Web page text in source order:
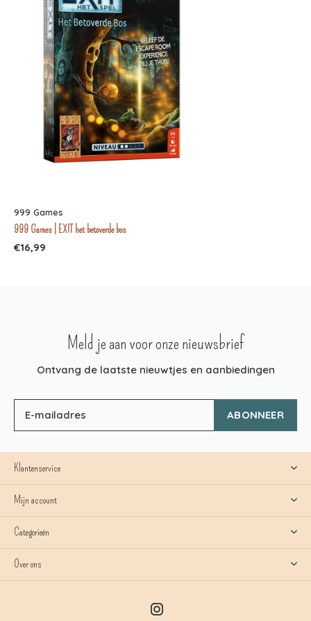
999 Games
999 Games | EXIT het betoverde bos
€16,99
Meld je aan voor onze nieuwsbrief
Ontvang de laatste nieuwtjes en aanbiedingen
ABONNEER
Klantenservice
Mijn account
Categorieën
Over ons